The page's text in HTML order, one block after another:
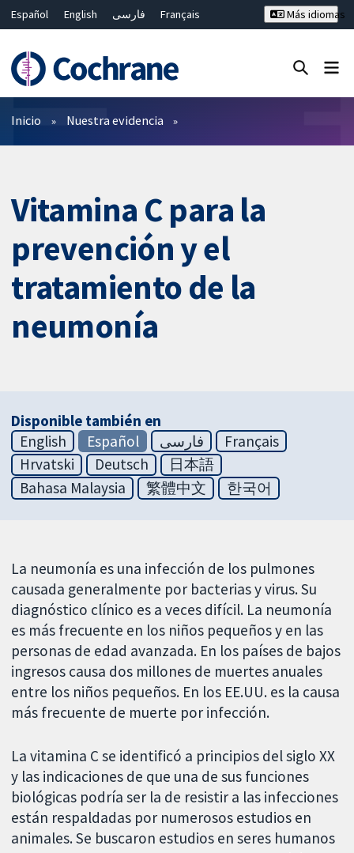
Español English فارسی
Français
Bahasa Malaysia
ไทย 繁體中文
Más idiomas
Filtros
Inicio Nuestra evidencia
Vitamina C para la
prevención y el
tratamiento de la
neumonía
Disponible también en
English
Español فارسی
Français
Hrvatski
Deutsch
日本語
Bahasa Malaysia
繁體中文 한국어
La neumonía es una infección de los pulmones
causada generalmente por bacterias y virus. Su
diagnóstico clínico es a veces difícil. La neumonía
es más frecuente en los niños pequeños y en las
personas de edad avanzada. En los países de bajos
ingresos causa dos millones de muertes anuales
entre los niños pequeños. En los EE.UU. es la causa
más frecuente de muerte por infección.
La vitamina C se identificó a principios del siglo XX
y las indicaciones de que una de sus funciones
biológicas podría ser la de resistir a las infecciones
están respaldadas por numerosos estudios en
animales. Se buscaron estudios en seres humanos